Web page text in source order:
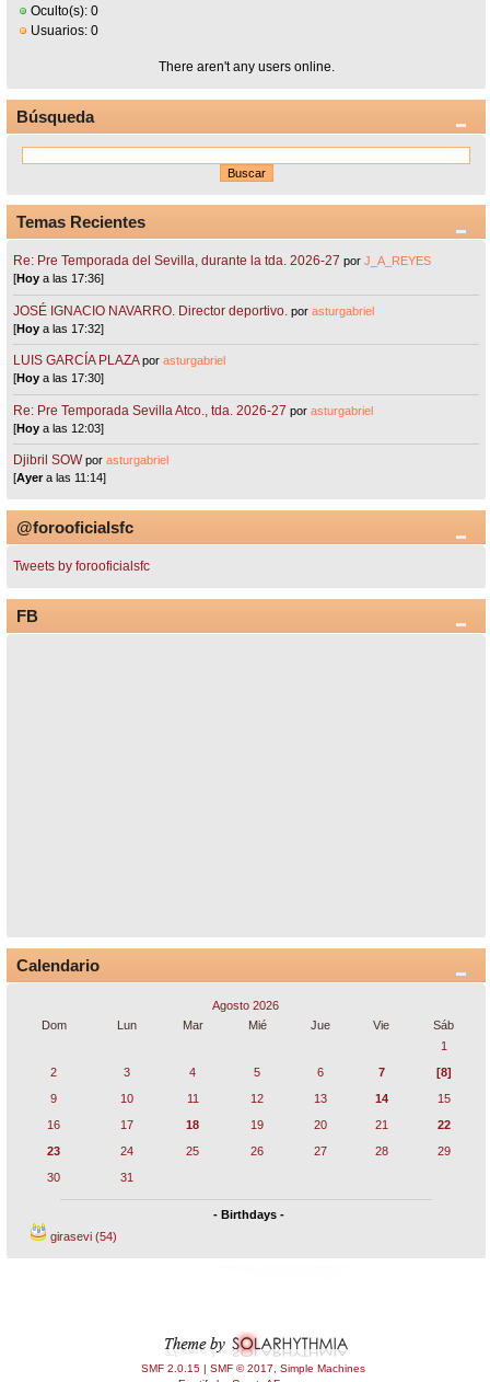
Oculto(s): 0
Usuarios: 0
There aren't any users online.
Búsqueda
Temas Recientes
Re: Pre Temporada del Sevilla, durante la tda. 2026-27 porJ_A_REYES
[Hoy a las 17:36]
JOSÉ IGNACIO NAVARRO. Director deportivo. porasturgabriel
[Hoy a las 17:32]
LUIS GARCÍA PLAZA porasturgabriel
[Hoy a las 17:30]
Re: Pre Temporada Sevilla Atco., tda. 2026-27 porasturgabriel
[Hoy a las 12:03]
Djibril SOW porasturgabriel
[Ayera las 11:14]
@forooficialsfc
Tweets by forooficialsfc
FB
Calendario
Agosto 2026
Dom
Lun Mar Mié Jue Vie
Sáb
1
2
3 4 5 6 7
[8]
9
10 11 12 13 14
15
16
17 18 19 20 21
22
23
24 25 26 27 28
29
30
31
- Birthdays -
girasevi (54)
SMF 2.0.15 | SMF © 2017
Simple Machines